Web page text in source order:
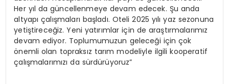
Her yıl da güncellenmeye devam edecek. Şu anda
altyapı çalışmaları başladı. Oteli 2025 yılı yaz sezonuna
yetiştireceğiz. Yeni yatırımlar için de araştırmalarımız
devam ediyor. Toplumumuzun geleceği için çok
önemli olan topraksız tarım modeliyle ilgili kooperatif
çalışmalarımızı da sürdürüyoruz”